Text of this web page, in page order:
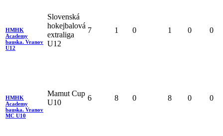
HMHK
Academy
bauska. Vranov
U12
Slovenská
hokejbalová
extraliga
U12
7 1 0 1 0 0
HMHK
Academy
bauska. Vranov
MC U10
Mamut Cup
U10
6 8 0 8 0 0